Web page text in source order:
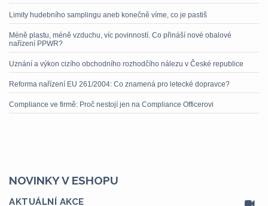
Limity hudebního samplingu aneb konečně víme, co je pastiš
Méně plastu, méně vzduchu, víc povinností. Co přináší nové obalové
nařízení PPWR?
Uznání a výkon cizího obchodního rozhodčího nálezu v České republice
Reforma nařízení EU 261/2004: Co znamená pro letecké dopravce?
Compliance ve firmě: Proč nestojí jen na Compliance Officerovi
NOVINKY V ESHOPU
AKTUÁLNÍ AKCE